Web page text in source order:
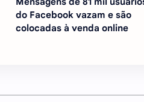
do Facebook vazam e são
colocadas à venda online